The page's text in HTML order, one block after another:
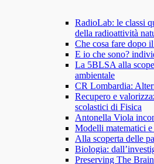
RadioLab: le classi
della radioattività
Che cosa fare dopo
E io che sono?
La 5BLSA alla
ambientale
CR Lombardia:
Recupero e
scolastici di Fisica
Antonella Viola
Modelli matematici
Alla scoperta delle
Biologia:
Preserving The Brain